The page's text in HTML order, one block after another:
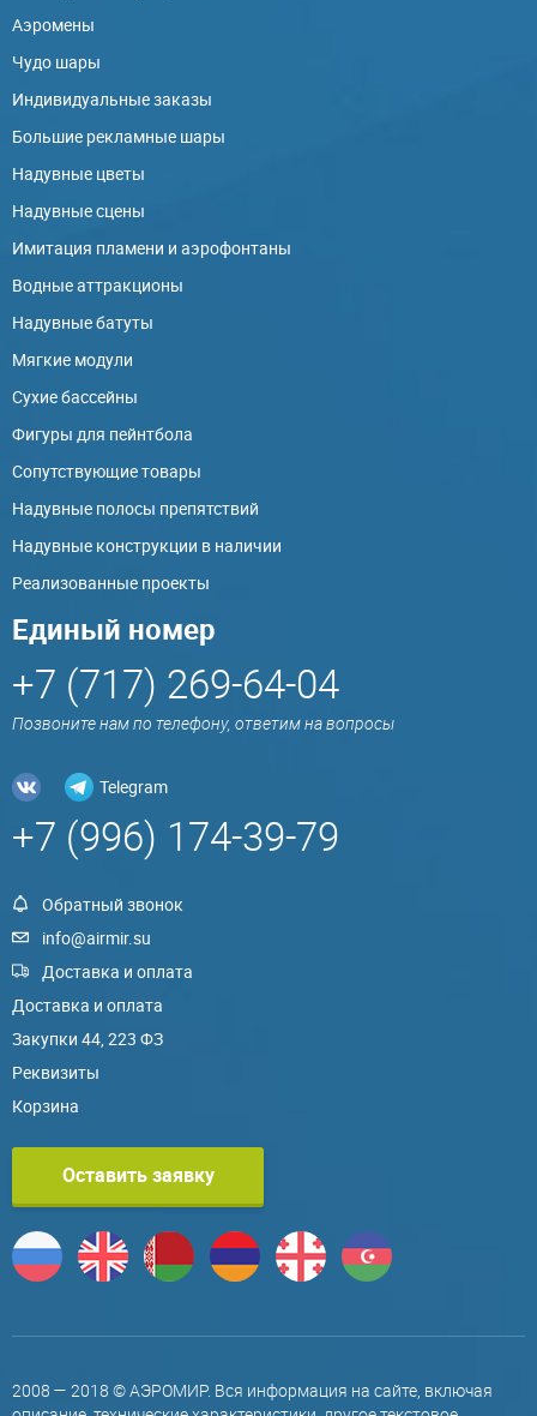
Аэромены
Чудо шары
Индивидуальные заказы
Большие рекламные шары
Надувные цветы
Надувные сцены
Имитация пламени и аэрофонтаны
Водные аттракционы
Надувные батуты
Мягкие модули
Сухие бассейны
Фигуры для пейнтбола
Сопутствующие товары
Надувные полосы препятствий
Надувные конструкции в наличии
Реализованные проекты
Единый номер
+7 (717) 269-64-04
Позвоните нам по телефону, ответим на вопросы
Telegram
+7 (996) 174-39-79
Обратный звонок
info@airmir.su
Доставка и оплата
Доставка и оплата
Закупки 44, 223 ФЗ
Реквизиты
Корзина
Оставить заявку
2008 — 2018 © АЭРОМИР. Вся информация на сайте, включая